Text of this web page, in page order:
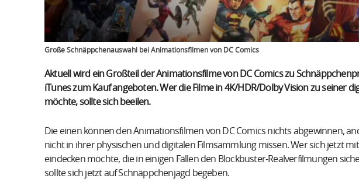
Große Schnäppchenauswahl bei Animationsfilmen von DC Comics
Aktuell wird ein Großteil der Animationsfilme von DC Comics zu
iTunes zum Kauf angeboten. Wer die Filme in 4K/HDR/Dolby Vision zu seiner
möchte, sollte sich beeilen.
Die einen können den Animationsfilmen von DC Comics nichts abgewinnen,
nicht in ihrer physischen und digitalen Filmsammlung missen. Wer sich jetzt
eindecken möchte, die in einigen Fällen den Blockbuster-Realverfilmungen
sollte sich jetzt auf Schnäppchenjagd begeben.